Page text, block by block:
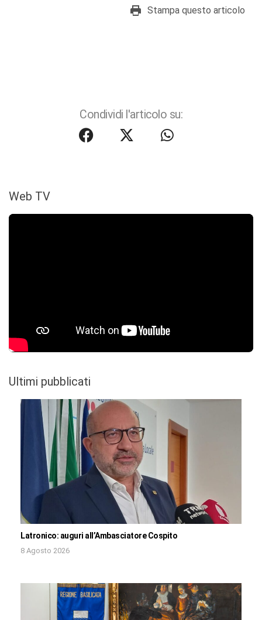
Stampa questo articolo
Condividi l'articolo su:
Web TV
Ultimi pubblicati
Latronico: auguri all’Ambasciatore Cospito
8 Agosto 2026